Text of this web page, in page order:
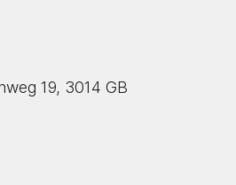
19, 3014 GB